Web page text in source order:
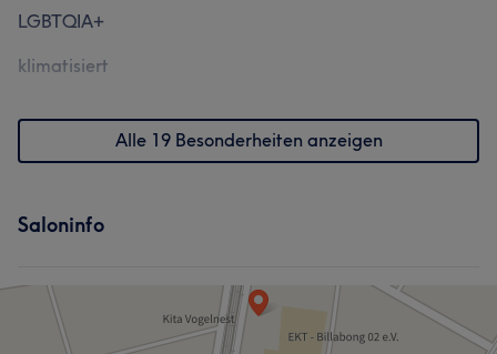
LGBTQIA+
klimatisiert
Alle 19 Besonderheiten anzeigen
Saloninfo